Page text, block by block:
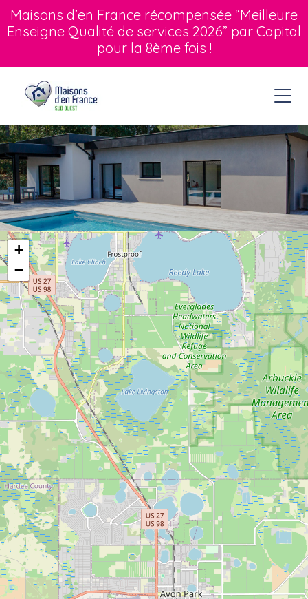
Maisons d’en France récompensée “Meilleure
Enseigne Qualité de services 2026” par Capital
pour la 8ème fois !
+
−